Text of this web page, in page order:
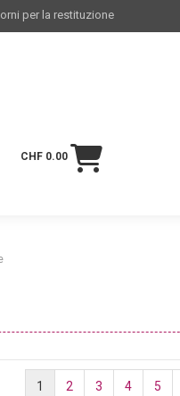
per la restituzione
CHF 0.00
1 2 3 4 5